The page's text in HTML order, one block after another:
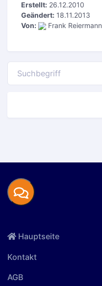
Erstellt: 26.12.2010
Geändert: 18.11.2013
Von:
Frank Reiermann
Hauptseite
Kontakt
AGB